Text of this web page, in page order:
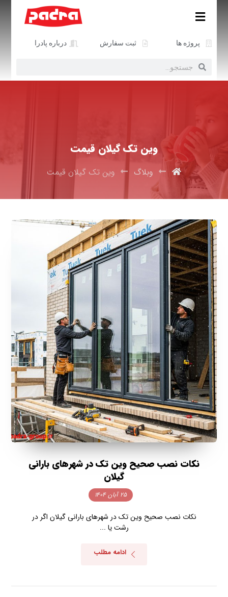
پروژه ها ثبت سفارش درباره پادرا
وین تک گیلان قیمت
وبلاگ وین تک گیلان قیمت
نکات نصب صحیح وین تک در شهرهای بارانی
گیلان
۲۵ آبان ۱۴۰۴
نکات نصب صحیح وین تک در شهرهای بارانی گیلان اگر در
رشت یا ...
ادامه مطلب